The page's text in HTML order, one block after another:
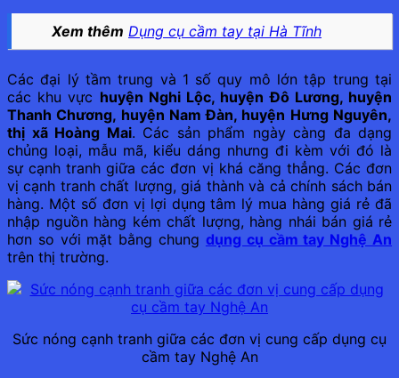
Xem thêm Dụng cụ cầm tay tại Hà Tĩnh
Các đại lý tầm trung và 1 số quy mô lớn tập trung tại
các khu vực huyện Nghi Lộc, huyện Đô Lương, huyện
Thanh Chương, huyện Nam Đàn, huyện Hưng Nguyên,
thị xã Hoàng Mai. Các sản phẩm ngày càng đa dạng
chủng loại, mẫu mã, kiểu dáng nhưng đi kèm với đó là
sự cạnh tranh giữa các đơn vị khá căng thẳng. Các đơn
vị cạnh tranh chất lượng, giá thành và cả chính sách bán
hàng. Một số đơn vị lợi dụng tâm lý mua hàng giá rẻ đã
nhập nguồn hàng kém chất lượng, hàng nhái bán giá rẻ
hơn so với mặt bằng chung dụng cụ cầm tay Nghệ An
trên thị trường.
Sức nóng cạnh tranh giữa các đơn vị cung cấp dụng cụ
cầm tay Nghệ An